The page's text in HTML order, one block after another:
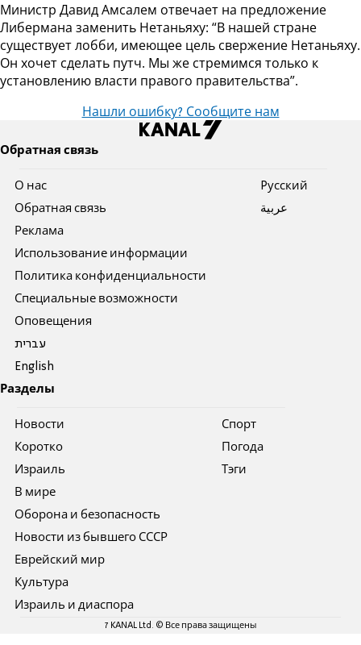
Министр Давид Амсалем отвечает на предложение
Либермана заменить Нетаньяху: “В нашей стране
существует лобби, имеющее цель свержение Нетаньяху.
Он хочет сделать путч. Мы же стремимся только к
установлению власти правого правительства”.
Нашли ошибку? Сообщите нам
Обратная связь
О нас
Обратная связь
Реклама
Использование информации
Политика конфиденциальности
Специальные возможности
Оповещения
עברית
English
Pусский
عربية
Разделы
Новости
Коротко
Израиль
В мире
Оборона и безопасность
Новости из бывшего СССР
Еврейский мир
Культура
Израиль и диаспора
Спорт
Погода
Тэги
7 KANAL Ltd. © Все права защищены